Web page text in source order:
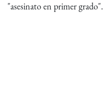
"asesinato en primer grado".